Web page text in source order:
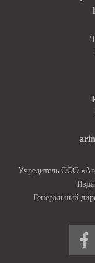
Учредитель ООО
Генеральный